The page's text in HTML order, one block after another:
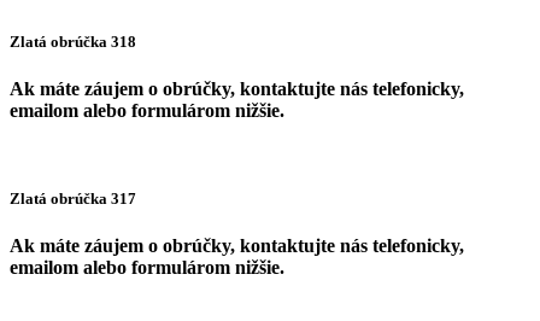
Zlatá obrúčka 318
Ak máte záujem o obrúčky, kontaktujte nás telefonicky,
emailom alebo formulárom nižšie.
Zlatá obrúčka 317
Ak máte záujem o obrúčky, kontaktujte nás telefonicky,
emailom alebo formulárom nižšie.